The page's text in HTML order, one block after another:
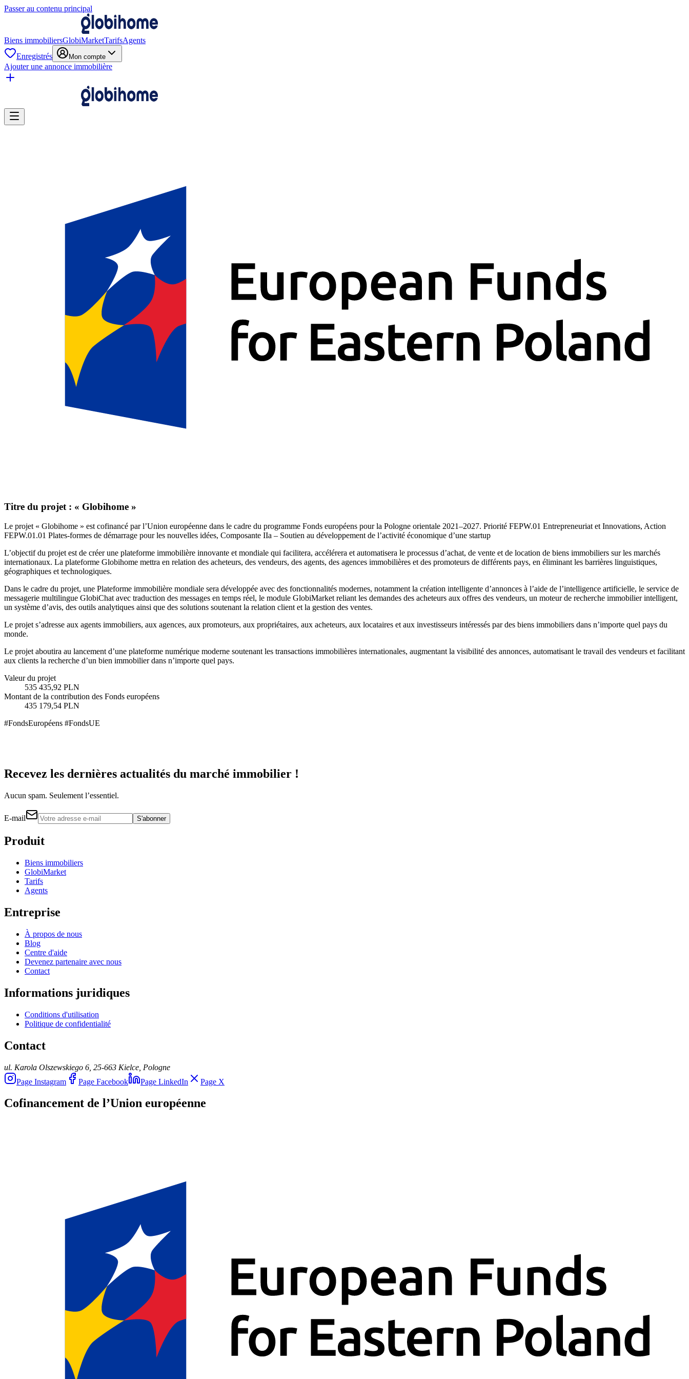
Passer au contenu principal
Biens immobiliersGlobiMarketTarifsAgents
Enregistrés
Mon compte
Ajouter une annonce immobilière
Titre du projet : « Globihome »
Le projet « Globihome » est cofinancé par l’Union européenne dans le cadre du programme Fonds européens pour la Pologne orientale 2021–2027. Priorité FEPW.01 Entrepreneuriat et Innovations, Action
FEPW.01.01 Plates-formes de démarrage pour les nouvelles idées, Composante IIa – Soutien au développement de l’activité économique d’une startup
L’objectif du projet est de créer une plateforme immobilière innovante et mondiale qui facilitera, accélérera et automatisera le processus d’achat, de vente et de location de biens immobiliers sur les marchés
internationaux. La plateforme Globihome mettra en relation des acheteurs, des vendeurs, des agents, des agences immobilières et des promoteurs de différents pays, en éliminant les barrières linguistiques,
géographiques et technologiques.
Dans le cadre du projet, une Plateforme immobilière mondiale sera développée avec des fonctionnalités modernes, notamment la création intelligente d’annonces à l’aide de l’intelligence artificielle, le service de
messagerie multilingue GlobiChat avec traduction des messages en temps réel, le module GlobiMarket reliant les demandes des acheteurs aux offres des vendeurs, un moteur de recherche immobilier intelligent,
un système d’avis, des outils analytiques ainsi que des solutions soutenant la relation client et la gestion des ventes.
Le projet s’adresse aux agents immobiliers, aux agences, aux promoteurs, aux propriétaires, aux acheteurs, aux locataires et aux investisseurs intéressés par des biens immobiliers dans n’importe quel pays du
monde.
Le projet aboutira au lancement d’une plateforme numérique moderne soutenant les transactions immobilières internationales, augmentant la visibilité des annonces, automatisant le travail des vendeurs et facilitant
aux clients la recherche d’un bien immobilier dans n’importe quel pays.
Valeur du projet
535 435,92 PLN
Montant de la contribution des Fonds européens
435 179,54 PLN
#FondsEuropéens #FondsUE
Recevez les dernières actualités du marché immobilier !
Aucun spam. Seulement l’essentiel.
E-mail S'abonner
Produit
Biens immobiliers
GlobiMarket
Tarifs
Agents
Entreprise
À propos de nous
Blog
Centre d'aide
Devenez partenaire avec nous
Contact
Informations juridiques
Conditions d'utilisation
Politique de confidentialité
Contact
ul. Karola Olszewskiego 6, 25-663 Kielce, Pologne
Page Instagram
Page Facebook Page LinkedIn Page X
Cofinancement de l’Union européenne